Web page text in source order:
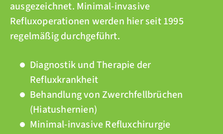
ausgezeichnet. Minimal-invasive
Refluxoperationen werden hier seit 1995
regelmäßig durchgeführt.
Diagnostik und Therapie der
Refluxkrankheit
Behandlung von Zwerchfellbrüchen
(Hiatushernien)
Minimal-invasive Refluxchirurgie